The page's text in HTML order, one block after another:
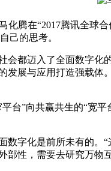
腾在“2017腾讯全球合
己的思考。
都迈入了全面数字化的
发展与应用打造强载
”向共赢共生的“宽平
字化是前所未有的。“
部性，需要去研究万